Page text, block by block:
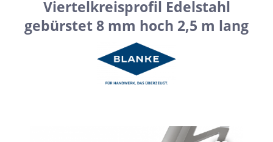
Viertelkreisprofil Edelstahl
gebürstet 8 mm hoch 2,5 m lang